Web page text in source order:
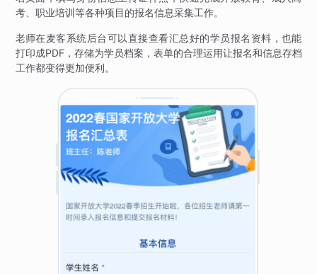
考、职业培训等各种项目的报名信息采集工作。
老师在麦客系统后台可以直接查看汇总好的学员报名资料，也能
打印成PDF，存储为学员档案，表单的合理运用让报名和信息存档
工作都变得更加便利。